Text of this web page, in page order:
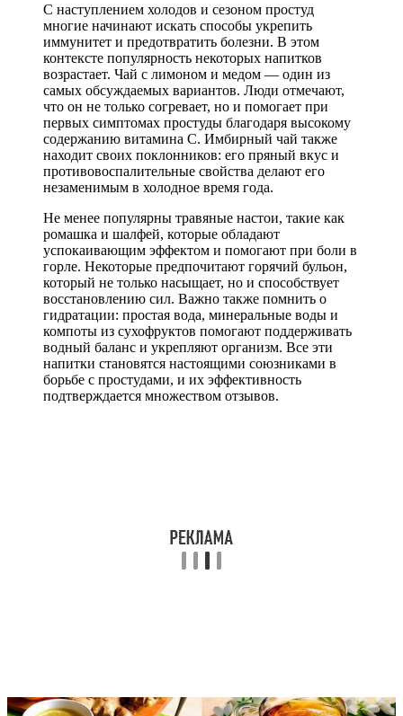
С наступлением холодов и сезоном простуд
многие начинают искать способы укрепить
иммунитет и предотвратить болезни. В этом
контексте популярность некоторых напитков
возрастает. Чай с лимоном и медом — один из
самых обсуждаемых вариантов. Люди отмечают,
что он не только согревает, но и помогает при
первых симптомах простуды благодаря высокому
содержанию витамина C. Имбирный чай также
находит своих поклонников: его пряный вкус и
противовоспалительные свойства делают его
незаменимым в холодное время года.
Не менее популярны травяные настои, такие как
ромашка и шалфей, которые обладают
успокаивающим эффектом и помогают при боли в
горле. Некоторые предпочитают горячий бульон,
который не только насыщает, но и способствует
восстановлению сил. Важно также помнить о
гидратации: простая вода, минеральные воды и
компоты из сухофруктов помогают поддерживать
водный баланс и укрепляют организм. Все эти
напитки становятся настоящими союзниками в
борьбе с простудами, и их эффективность
подтверждается множеством отзывов.